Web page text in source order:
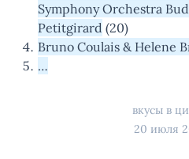
Symphony Orchestra
Petitgirard (20)
Bruno Coulais & Helene
…
вкусы в
20 июля